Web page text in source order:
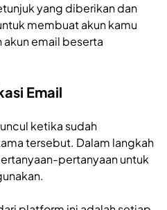
yang diberikan dan
membuat akun kamu
akun email beserta
Email
ketika sudah
tersebut. Dalam langkah
pertanyaan untuk